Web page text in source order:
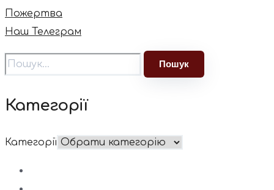
Пожертва
Наш Телеграм
Категорії
Категорії